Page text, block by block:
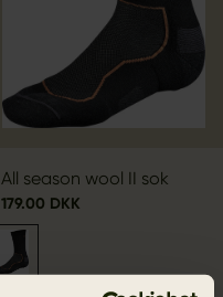
All season wool II sok
179.00 DKK